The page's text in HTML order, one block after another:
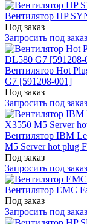
Вентилятор HP
Под заказ
Запросить под заказ
Вентилятор Hot
G7 [591208-001]
Под заказ
Запросить под заказ
Вентилятор IBM
M5 Server hot plug
Под заказ
Запросить под заказ
Вентилятор EMC
Под заказ
Запросить под заказ